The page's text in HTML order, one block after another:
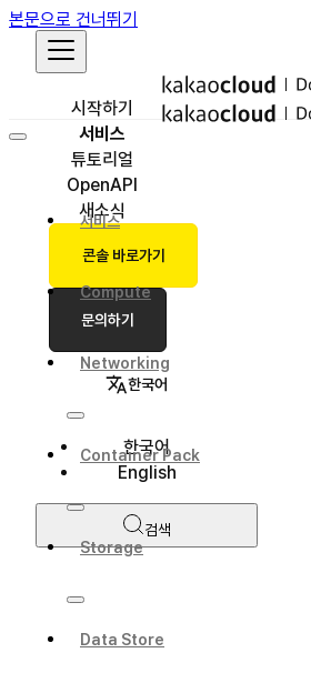
본문으로 건너뛰기
시작하기
서비스
튜토리얼
OpenAPI
새소식
콘솔 바로가기
문의하기
한국어
한국어
English
검색
서비스
Compute
Networking
Container Pack
Storage
Data Store